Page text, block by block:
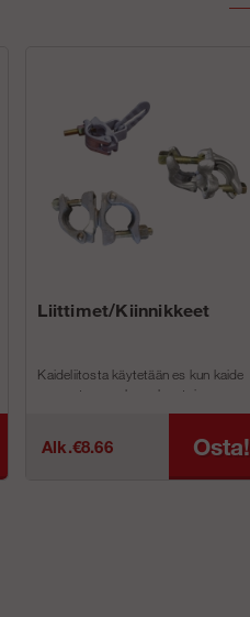
Liittimet/Kiinnikkeet
Kaideliitosta käytetään es kun kaide
asennetaan runkoon kun toinen
Alk.€8.66 Osta!